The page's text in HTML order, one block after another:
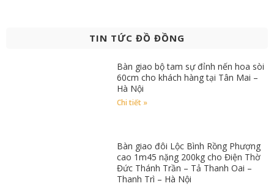
TIN TỨC ĐỒ ĐỒNG
Bàn giao bộ tam sự đỉnh nến hoa sòi
60cm cho khách hàng tại Tân Mai –
Hà Nội
Chi tiết »
Bàn giao đôi Lộc Bình Rồng Phượng
cao 1m45 nặng 200kg cho Điện Thờ
Đức Thánh Trần – Tả Thanh Oai –
Thanh Trì – Hà Nội